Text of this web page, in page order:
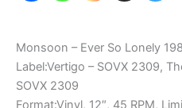
Monsoon – Ever So Lonely
Label:Vertigo – SOVX 2309,
SOVX 2309
Format:Vinyl, 12″, 45 RPM,